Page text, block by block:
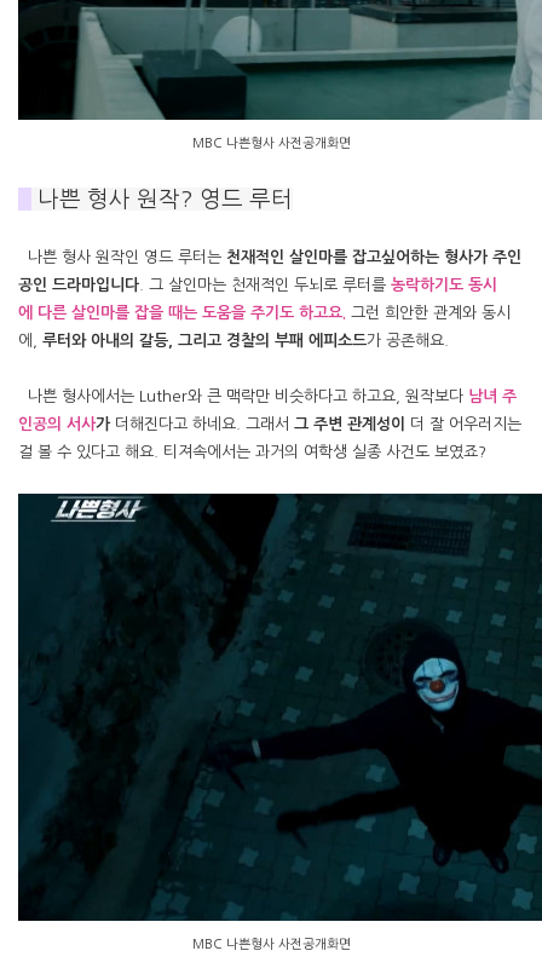
MBC 나쁜형사 사전공개화면
나쁜 형사 원작? 영드 루터
나쁜 형사 원작인 영드 루터는 천재적인 살인마를 잡고싶어하는 형사가 주인
공인 드라마입니다 . 그 살인마는 천재적인 두뇌로 루터를 농락하기도 동시
에
다른 살인마를 잡을 때는 도움을 주기도 하고요. 그런 희안한 관계와 동시
에,
루터와 아내의 갈등, 그리고 경찰의 부패 에피소드가 공존해요.
나쁜 형사에서는 Luther와 큰 맥락만 비슷하다고 하고요, 원작보다 남녀 주
인공의 서사가더해진다고 하네요. 그래서 그 주변 관계성이 더 잘 어우러지는
걸 볼 수 있다고 해요. 티져속에서는 과거의 여학생 실종 사건도 보였죠?
MBC 나쁜형사 사전공개화면